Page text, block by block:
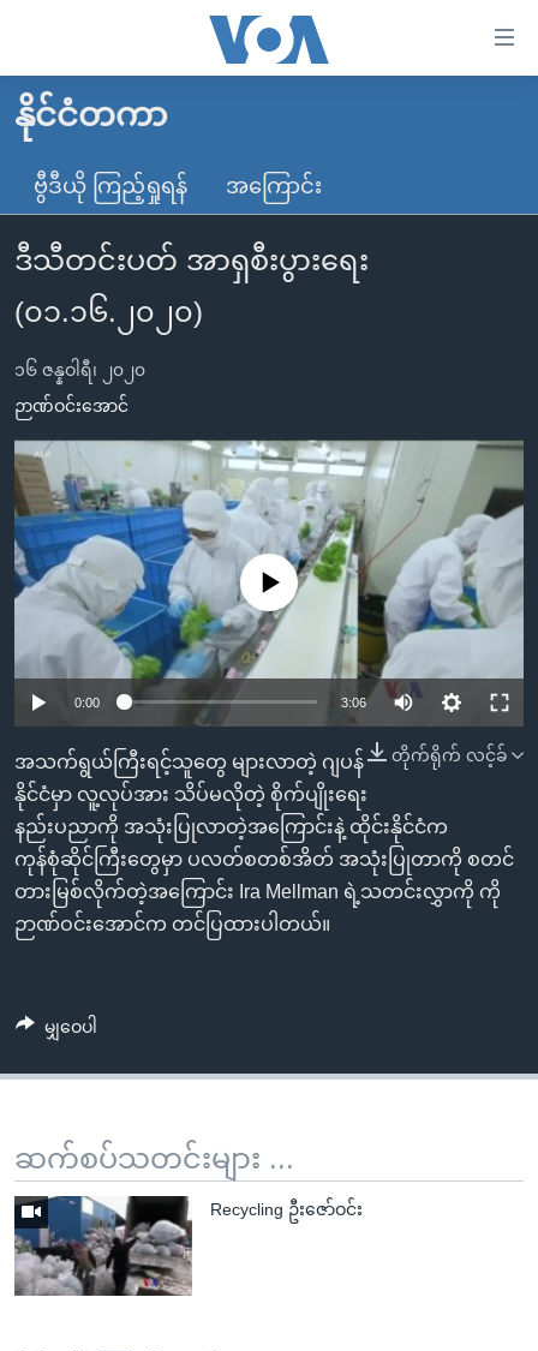
လွယ်ကူ
စေ
သည့်
Link
များ
ပင်မ
သို့
ကျော်
ကြည့်
ရန်
ပင်မ
အ
ညွန်း
စာမျက်နှာ
ကျော်
ကြည့်
ရှာဖွေ
ရန်
နေရာ
သို့
ကျော်
ရန်
မူလစာမျက်နှာ
မြန်မာ
ကမ္ဘာ့သတင်းများ
နိုင်ငံတကာ
အမေရိကန်
အစ္စရေး-ပါလက်စတိုင်း
ဗွီဒီယို
သတင်းလွတ်လပ်ခွင့်
ရပ်ဝန်းတခု လမ်းတခု အလွန်
အင်္ဂလိပ်စာလေ့လာမယ်
မကြေးမုံရဲ့ အင်္ဂလိပ်စာ
ရုပ်ရှင်ထဲက အင်္ဂလိပ်စာ
သုတပဒေသာ အင်္ဂလိပ်စာ
ရေဒီယို
တီဗွီ
ရေဒီယိုနှင့်ရုပ်သံ အချက်အလက်များ
ရေဒီယို/တီဗွီအစီအစဉ်
Learning English
ဗွီအိုအေ လူမှုကွန်ယက်များ
ဘာသာစကားများ
နိုင်ငံတကာ
ဗွီဒီယို ကြည့်ရှုရန် အကြောင်း
ဒီသီတင်းပတ် အာရှစီးပွားရေး
(၀၁.၁၆.၂၀၂၀)
၁၆ ဇန္နဝါရီ၊ ၂၀၂၀
ဉာဏ်ဝင်းအောင်
No media source currently available
0:00 3:06
တိုက်ရိုက် လင့်ခ်
အသက်ရွယ်ကြီးရင့်သူတွေ များလာတဲ့ ဂျပန်
နိုင်ငံမှာ လူ့လုပ်အား သိပ်မလိုတဲ့ စိုက်ပျိုးရေး
နည်းပညာကို အသုံးပြုလာတဲ့အကြောင်းနဲ့ ထိုင်းနိုင်ငံက
ကုန်စုံဆိုင်ကြီးတွေမှာ ပလတ်စတစ်အိတ် အသုံးပြုတာကို စတင်
တားမြစ်လိုက်တဲ့အကြောင်း Ira Mellman ရဲ့သတင်းလွှာကို ကို
ဉာဏ်ဝင်းအောင်က တင်ပြထားပါတယ်။
မျှဝေပါ
ဆက်စပ်သတင်းများ ...
Recycling ဦးဇော်ဝင်း